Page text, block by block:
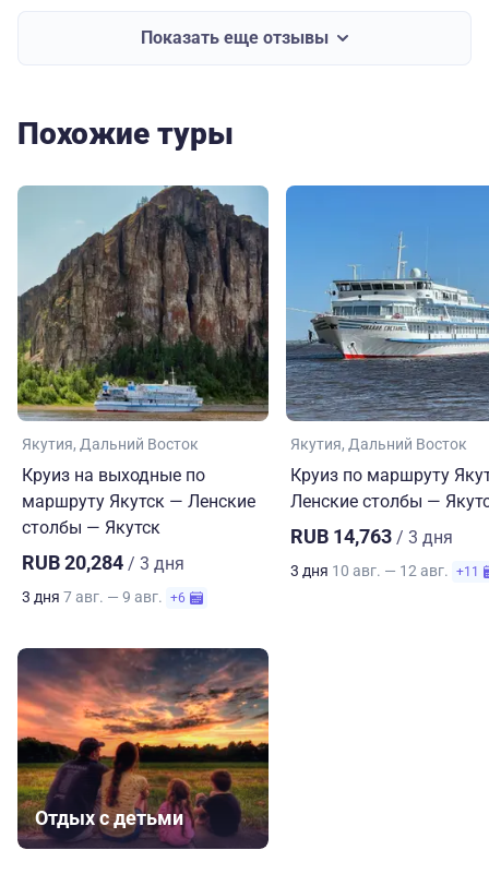
Показать еще отзывы
Похожие туры
Якутия Дальний Восток
Круиз на выходные по
маршруту Якутск — Ленские
столбы — Якутск
RUB 20,284 / 3 дня
3 дня 7 авг. — 9 авг. +6
Якутия Дальний Восток
Круиз по маршруту
Ленские столбы —
RUB 14,763 / 3 дня
3 дня 10 авг. — 12 авг. +11
Отдых с детьми